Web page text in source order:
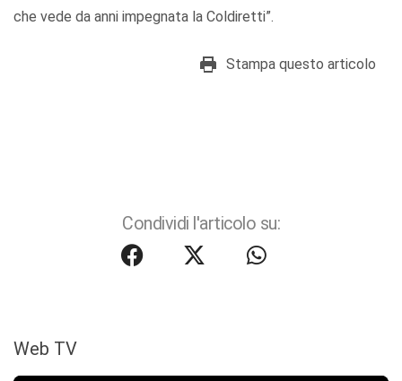
che vede da anni impegnata la Coldiretti”.
Stampa questo articolo
Condividi l'articolo su:
Web TV